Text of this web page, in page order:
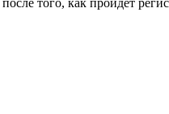
того, как пройдет